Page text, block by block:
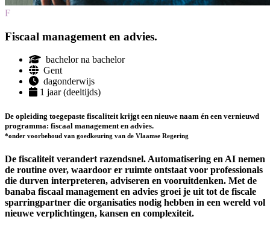
F
Fiscaal management en advies.
bachelor na bachelor
Gent
dagonderwijs
1 jaar (deeltijds)
De opleiding toegepaste fiscaliteit krijgt een nieuwe naam én een vernieuwd
programma: fiscaal management en advies.
*onder voorbehoud van goedkeuring van de Vlaamse Regering
De fiscaliteit verandert razendsnel. Automatisering en AI nemen
de routine over, waardoor er ruimte ontstaat voor professionals
die durven interpreteren, adviseren en vooruitdenken. Met de
banaba fiscaal management en advies groei je uit tot de fiscale
sparringpartner die organisaties nodig hebben in een wereld vol
nieuwe verplichtingen, kansen en complexiteit.